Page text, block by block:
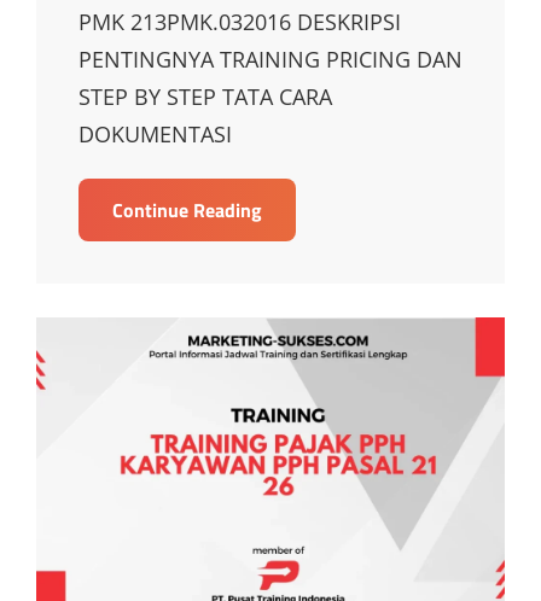
PMK 213PMK.032016 DESKRIPSI
PENTINGNYA TRAINING PRICING DAN
STEP BY STEP TATA CARA
DOKUMENTASI
Continue ReadingTRAINING
PRICING
BY
STEP
TATA
CARA
DOKUMENTASI
TRANSFER
PRICING
BERDASARKAN
PMK
213PMK.032016